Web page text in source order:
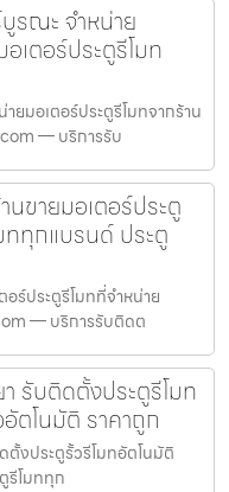
บูรณะ จำหน่าย
เตอร์ประตูรีโมท
ยมอเตอร์ประตูรีโมทจากร้าน
— บริการรับ
ขายมอเตอร์ประตู
ททุกแบรนด์ ประตู
ร์ประตูรีโมทที่จำหน่าย
— บริการรับติดต
รับติดตั้งประตูรีโมท
ตโนมัติ ราคาถูก
ตั้งประตูรั้วรีโมทอัตโนมัติ
รีโมททุก